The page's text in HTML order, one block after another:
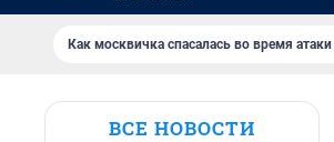
Как москвичка спасалась во время
ВСЕ НОВОСТИ